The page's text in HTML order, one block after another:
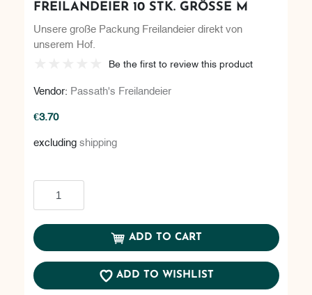
FREILANDEIER 10 STK. GRÖSSE M
Unsere große Packung Freilandeier direkt von
unserem Hof.
Be the first to review this product
Vendor: Passath's Freilandeier
€3.70
excluding shipping
ADD TO CART
ADD TO WISHLIST